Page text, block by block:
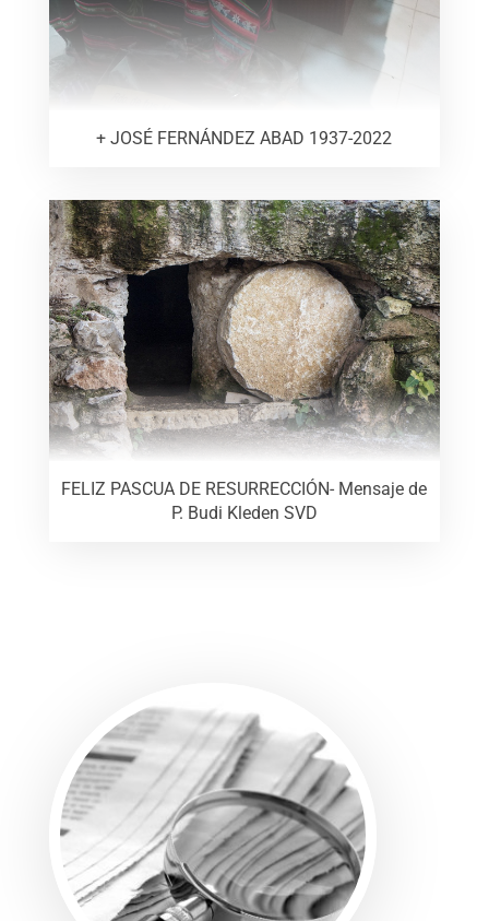
+ JOSÉ FERNÁNDEZ ABAD 1937-2022
FELIZ PASCUA DE RESURRECCIÓN- Mensaje de
P. Budi Kleden SVD